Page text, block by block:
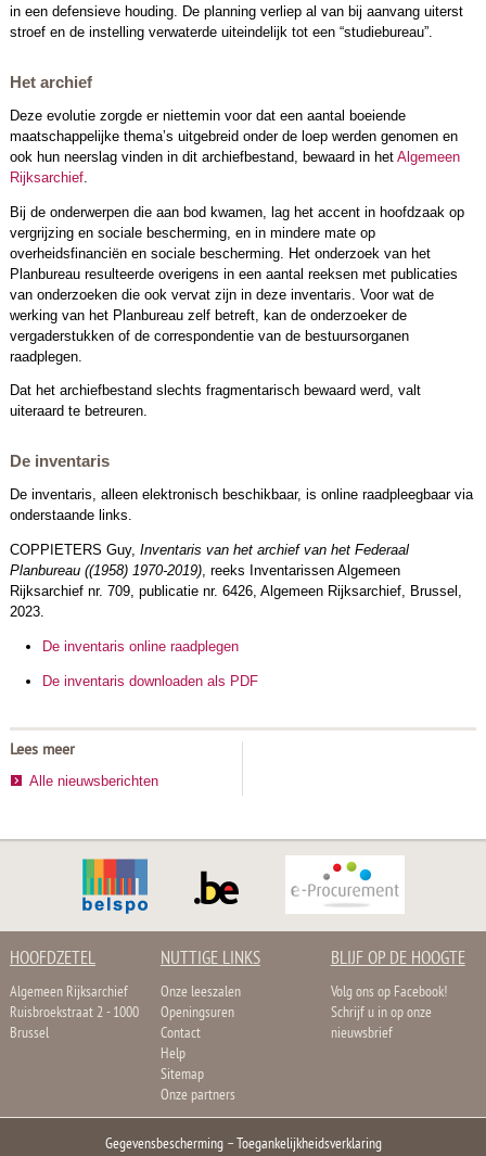
in een defensieve houding. De planning verliep al van bij aanvang uiterst
stroef en de instelling verwaterde uiteindelijk tot een “studie­bureau”.
Het archief
Deze evolutie zorgde er niettemin voor dat een aantal boeiende
maatschappelijke thema’s uitgebreid onder de loep werden genomen en
ook hun neerslag vinden in dit archiefbestand, bewaard in het Algemeen
Rijksarchief.
Bij de onderwerpen die aan bod kwamen, lag het accent in hoofdzaak op
vergrijzing en sociale bescherming, en in mindere mate op
overheidsfinanciën en sociale bescherming. Het onderzoek van het
Planbureau resulteerde overigens in een aantal reeksen met publicaties
van onderzoeken die ook vervat zijn in deze inventaris. Voor wat de
werking van het Planbureau zelf betreft, kan de onderzoeker de
vergaderstukken of de correspondentie van de bestuursorganen
raadplegen.
Dat het archiefbestand slechts fragmentarisch bewaard werd, valt
uiteraard te betreuren.
De inventaris
De inventaris, alleen elektronisch beschikbaar, is online raadpleegbaar via
onderstaande links.
COPPIETERS Guy, Inventaris van het archief van het Federaal
Planbureau ((1958) 1970-2019), reeks Inventarissen Algemeen
Rijksarchief nr. 709, publicatie nr. 6426, Algemeen Rijksarchief, Brussel,
2023.
De inventaris online raadplegen
De inventaris downloaden als PDF
Lees meer
Alle nieuwsberichten
HOOFDZETEL
Algemeen Rijksarchief
Ruisbroekstraat 2 - 1000
Brussel
NUTTIGE LINKS
Onze leeszalen
Openingsuren
Contact
Help
Sitemap
Onze partners
BLIJF OP DE HOOGTE
Volg ons op Facebook!
Schrijf u in op onze
nieuwsbrief
Gegevensbescherming–Toegankelijkheidsverklaring